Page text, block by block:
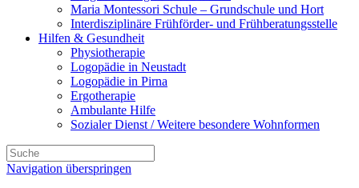
Maria Montessori Schule – Grundschule und Hort
Interdisziplinäre Frühförder- und Frühberatungsstelle
Hilfen & Gesundheit
Physiotherapie
Logopädie in Neustadt
Logopädie in Pirna
Ergotherapie
Ambulante Hilfe
Sozialer Dienst / Weitere besondere Wohnformen
Navigation überspringen